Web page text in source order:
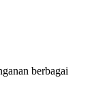
berbagai